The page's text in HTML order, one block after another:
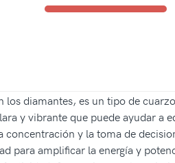
diamantes, es un tipo de
y vibrante que puede ayudar a
y la toma de
para amplificar la energía y